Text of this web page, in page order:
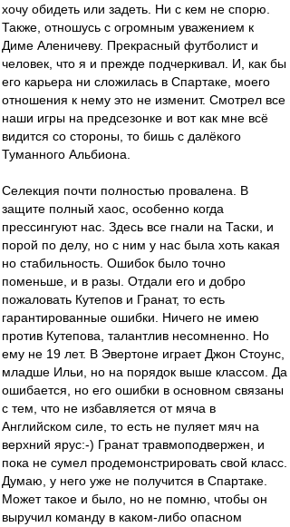
хочу обидеть или задеть. Ни с кем не спорю.
Также, отношусь с огромным уважением к
Диме Аленичеву. Прекрасный футболист и
человек, что я и прежде подчеркивал. И, как бы
его карьера ни сложилась в Спартаке, моего
отношения к нему это не изменит. Смотрел все
наши игры на предсезонке и вот как мне всё
видится со стороны, то бишь с далёкого
Туманного Альбиона.
Селекция почти полностью провалена. В
защите полный хаос, особенно когда
прессингуют нас. Здесь все гнали на Таски, и
порой по делу, но с ним у нас была хоть какая
но стабильность. Ошибок было точно
поменьше, и в разы. Отдали его и добро
пожаловать Кутепов и Гранат, то есть
гарантированные ошибки. Ничего не имею
против Кутепова, талантлив несомненно. Но
ему не 19 лет. В Эвертоне играет Джон Стоунс,
младше Ильи, но на порядок выше классом. Да
ошибается, но его ошибки в основном связаны
с тем, что не избавляется от мяча в
Английском силе, то есть не пуляет мяч на
верхний ярус:-) Гранат травмоподвержен, и
пока не сумел продемонстрировать свой класс.
Думаю, у него уже не получится в Спартаке.
Может такое и было, но не помню, чтобы он
выручил команду в каком-либо опасном